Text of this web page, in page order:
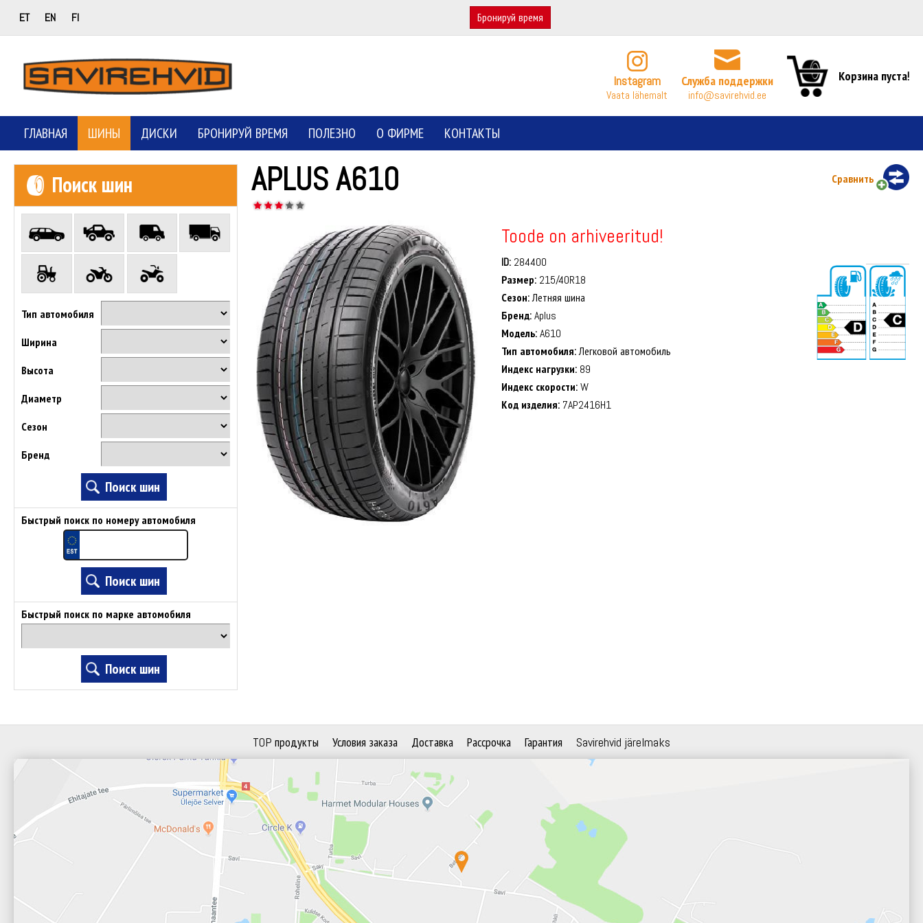
ET EN FI Бронируй время
Instagram
Vaata lähemalt
Служба поддержки
info@savirehvid.ee
Корзина пуста!
ГЛАВНАЯ ШИНЫ ДИСКИ БРОНИРУЙ ВРЕМЯ ПОЛЕЗНО О ФИРМЕ КОНТАКТЫ
Поиск шин
Тип автомобиля
Ширина
Высота
Диаметр
Сезон
Бренд
Быстрый поиск по номеру автомобиля
Быстрый поиск по марке автомобиля
APLUS A610 Сравнить
Toode on arhiveeritud!
ID: 284400
Размер: 215/40R18
Сезон:Летняя шина
Бренд:Aplus
Модель:A610
Тип автомобиля:Легковой автомобиль
Индекс нагрузки: 89
Индекс скорости:W
Код изделия: 7AP2416H1
TOP продукты Условия заказа Доставка Рассрочка Гарантия Savirehvid järelmaks